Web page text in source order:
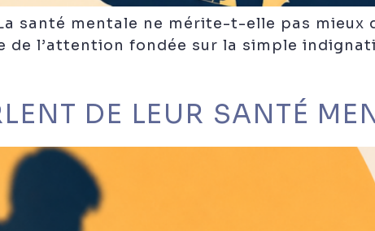
santé mentale ne mérite-t-elle pas mieux
l’attention fondée sur la simple
DE LEUR SANTÉ